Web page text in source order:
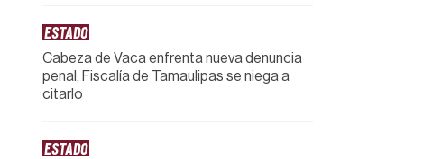
ESTADO
Cabeza de Vaca enfrenta nueva denuncia
penal; Fiscalía de Tamaulipas se niega a
citarlo
ESTADO